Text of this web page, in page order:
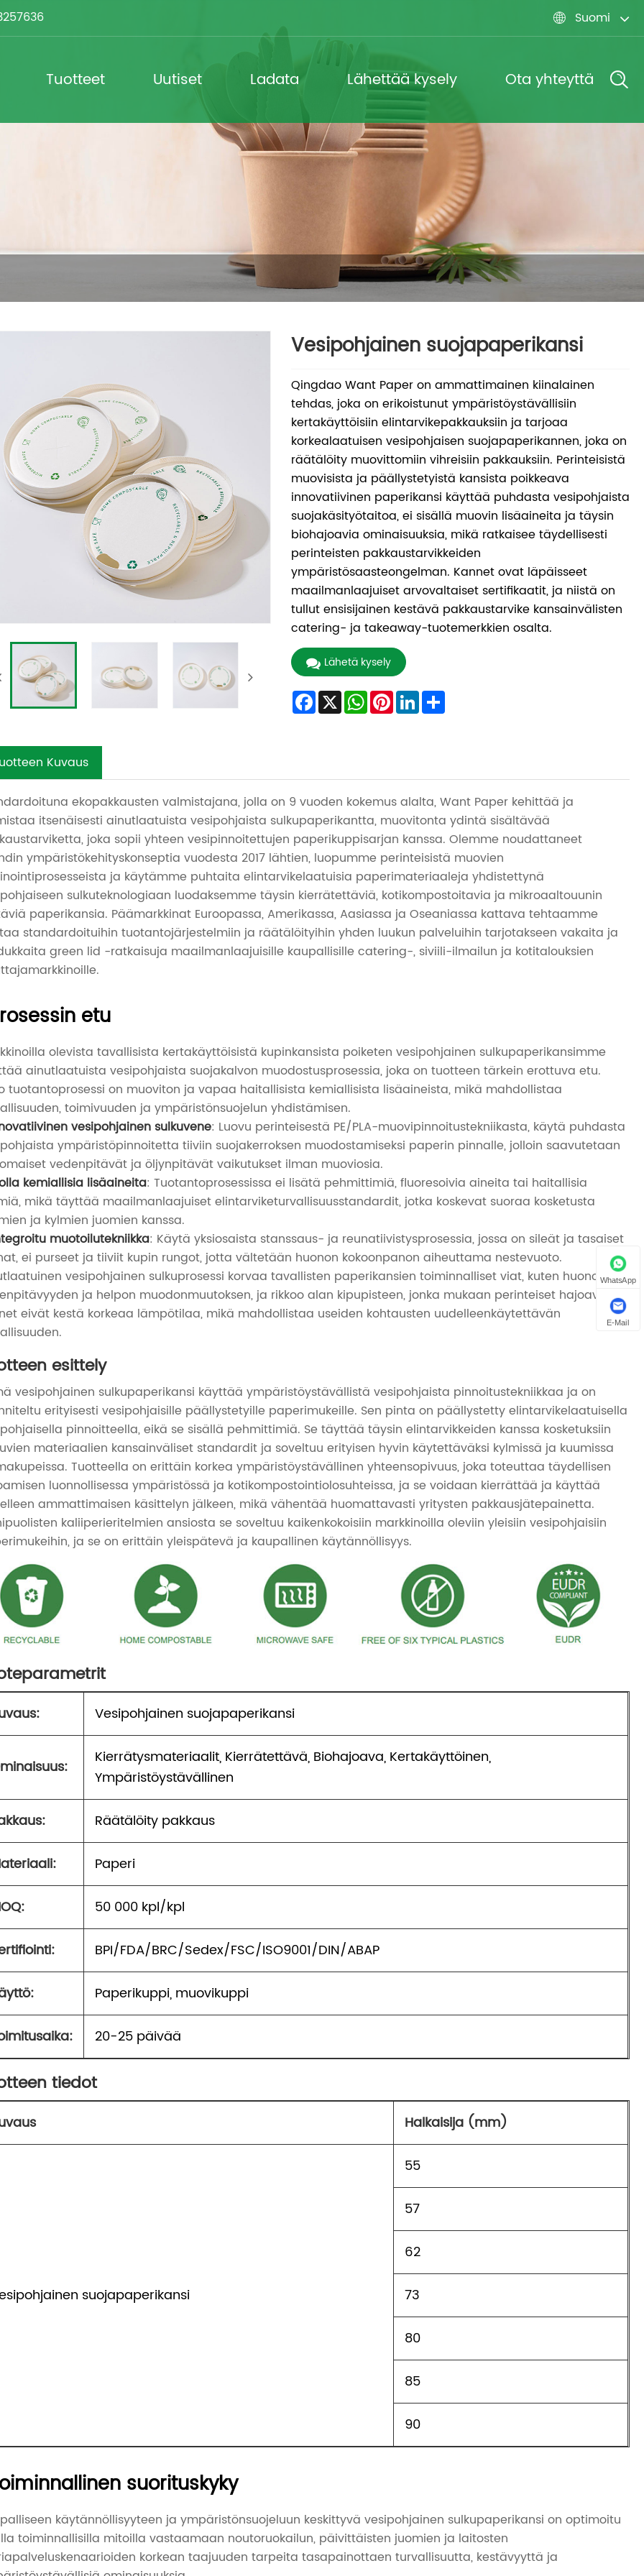
 Suomi
Tuotteet Uutiset Ladata Lähettää kysely Ota yhteyttä
Vesipohjainen suojapaperikansi
Qingdao Want Paper on ammattimainen kiinalainen
tehdas, joka on erikoistunut ympäristöystävällisiin
kertakäyttöisiin elintarvikepakkauksiin ja tarjoaa
korkealaatuisen vesipohjaisen suojapaperikannen, joka on
räätälöity muovittomiin vihreisiin pakkauksiin. Perinteisistä
muovisista ja päällystetyistä kansista poikkeava
innovatiivinen paperikansi käyttää puhdasta vesipohjaista
suojakäsityötaitoa, ei sisällä muovin lisäaineita ja täysin
biohajoavia ominaisuuksia, mikä ratkaisee täydellisesti
perinteisten pakkaustarvikkeiden
ympäristösaasteongelman. Kannet ovat läpäisseet
maailmanlaajuiset arvovaltaiset sertifikaatit, ja niistä on
tullut ensisijainen kestävä pakkaustarvike kansainvälisten
catering- ja takeaway-tuotemerkkien osalta.
Lähetä kysely
Facebook
X WhatsApp
Pinterest
LinkedInShare
Kuvaus
ekopakkausten valmistajana, jolla on 9 vuoden kokemus alalta, Want Paper kehittää ja
itsenäisesti ainutlaatuista vesipohjaista sulkupaperikantta, muovitonta ydintä sisältävää
joka sopii yhteen vesipinnoitettujen paperikuppisarjan kanssa. Olemme noudattaneet
ympäristökehityskonseptia vuodesta 2017 lähtien, luopumme perinteisistä muovien
ja käytämme puhtaita elintarvikelaatuisia paperimateriaaleja yhdistettynä
sulkuteknologiaan luodaksemme täysin kierrätettäviä, kotikompostoitavia ja mikroaaltouunin
paperikansia. Päämarkkinat Euroopassa, Amerikassa, Aasiassa ja Oseaniassa kattava tehtaamme
standardoituihin tuotantojärjestelmiin ja räätälöityihin yhden luukun palveluihin tarjotakseen vakaita ja
green lid -ratkaisuja maailmanlaajuisille kaupallisille catering-, siviili-ilmailun ja kotitalouksien
etu
olevista tavallisista kertakäyttöisistä kupinkansista poiketen vesipohjainen sulkupaperikansimme
ainutlaatuista vesipohjaista suojakalvon muodostusprosessia, joka on tuotteen tärkein erottuva etu.
tuotantoprosessi on muoviton ja vapaa haitallisista kemiallisista lisäaineista, mikä mahdollistaa
toimivuuden ja ympäristönsuojelun yhdistämisen.
vesipohjainen sulkuvene: Luovu perinteisestä PE/PLA-muovipinnoitustekniikasta, käytä puhdasta
ympäristöpinnoitetta tiiviin suojakerroksen muodostamiseksi paperin pinnalle, jolloin saavutetaan
vedenpitävät ja öljynpitävät vaikutukset ilman muoviosia.
kemiallisia lisäaineita: Tuotantoprosessissa ei lisätä pehmittimiä, fluoresoivia aineita tai haitallisia
mikä täyttää maailmanlaajuiset elintarviketurvallisuusstandardit, jotka koskevat suoraa kosketusta
ja kylmien juomien kanssa.
muotoilutekniikka: Käytä yksiosaista stanssaus- ja reunatiivistysprosessia, jossa on sileät ja tasaiset
ei purseet ja tiiviit kupin rungot, jotta vältetään huonon kokoonpanon aiheuttama nestevuoto.
vesipohjainen sulkuprosessi korvaa tavallisten paperikansien toiminnalliset viat, kuten huonon
ja helpon muodonmuutoksen, ja rikkoo alan kipupisteen, jonka mukaan perinteiset hajoavat
eivät kestä korkeaa lämpötilaa, mikä mahdollistaa useiden kohtausten uudelleenkäytettävän
esittely
vesipohjainen sulkupaperikansi käyttää ympäristöystävällistä vesipohjaista pinnoitustekniikkaa ja on
erityisesti vesipohjaisille päällystetyille paperimukeille. Sen pinta on päällystetty elintarvikelaatuisella
pinnoitteella, eikä se sisällä pehmittimiä. Se täyttää täysin elintarvikkeiden kanssa kosketuksiin
materiaalien kansainväliset standardit ja soveltuu erityisen hyvin käytettäväksi kylmissä ja kuumissa
Tuotteella on erittäin korkea ympäristöystävällinen yhteensopivuus, joka toteuttaa täydellisen
luonnollisessa ympäristössä ja kotikompostointiolosuhteissa, ja se voidaan kierrättää ja käyttää
ammattimaisen käsittelyn jälkeen, mikä vähentää huomattavasti yritysten pakkausjätepainetta.
kaliiperieritelmien ansiosta se soveltuu kaikenkokoisiin markkinoilla oleviin yleisiin vesipohjaisiin
ja se on erittäin yleispätevä ja kaupallinen käytännöllisyys.
Vesipohjainen suojapaperikansi
Kierrätysmateriaalit, Kierrätettävä, Biohajoava, Kertakäyttöinen,
Ympäristöystävällinen
Räätälöity pakkaus
Paperi
50 000 kpl/kpl
BPI/FDA/BRC/Sedex/FSC/ISO9001/DIN/ABAP
Paperikuppi, muovikuppi
20-25 päivää
tiedot
Halkaisija (mm)
suojapaperikansi
55
57
62
73
80
85
90
suorituskyky
käytännöllisyyteen ja ympäristönsuojeluun keskittyvä vesipohjainen sulkupaperikansi on optimoitu
toiminnallisilla mitoilla vastaamaan noutoruokailun, päivittäisten juomien ja laitosten
korkean taajuuden tarpeita tasapainottaen turvallisuutta, kestävyyttä ja
WhatsApp
E-Mail